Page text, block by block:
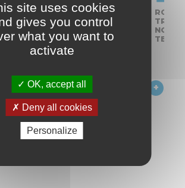
ACCÈS
MOTO
PAYANT
MOTO
SINUEUX
ACCÈS
MOTO
ACCÈS
MOTO
TRACK
TEAM
site uses cookies
gives you control
what you want to
activate
OK, accept all
Deny all cookies
Personalize